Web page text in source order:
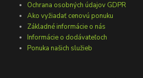
Ochrana osobných údajov GDPR
Ako vyžiadať cenovú ponuku
Základné informácie o nás
Informácie o dodávateľoch
Ponuka našich služieb